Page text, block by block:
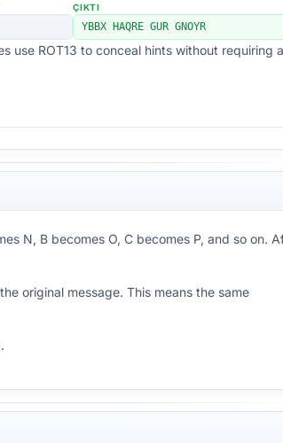
ÇIKTI
YBBX HAQRE GUR GNOYR
use ROT13 to conceal hints without requiring a
N, B becomes O, C becomes P, and so on.
original message. This means the same